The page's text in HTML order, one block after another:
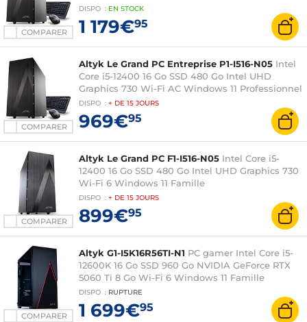
COMPARER
DISPO : EN STOCK
1 179€95
COMPARER
Altyk Le Grand PC Entreprise P1-I516-N05 Intel
Core i5-12400 16 Go SSD 480 Go Intel UHD
Graphics 730 Wi-Fi AC Windows 11 Professionnel
DISPO : + DE 15 JOURS
969€95
COMPARER
Altyk Le Grand PC F1-I516-N05 Intel Core i5-
12400 16 Go SSD 480 Go Intel UHD Graphics 730
Wi-Fi 6 Windows 11 Famille
DISPO : + DE 15 JOURS
899€95
COMPARER
Altyk G1-I5K16R56TI-N1 PC gamer Intel Core i5-
12600K 16 Go SSD 960 Go NVIDIA GeForce RTX
5060 Ti 8 Go Wi-Fi 6 Windows 11 Famille
DISPO : RUPTURE
1 699€95